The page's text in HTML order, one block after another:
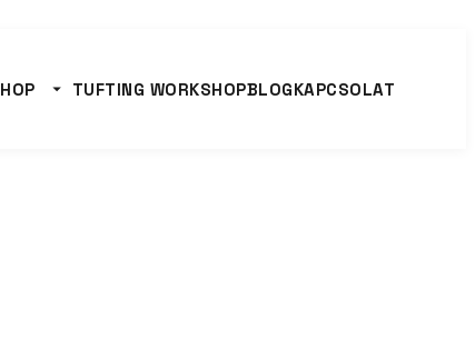
TUFTING WORKSHOPBLOGKAPCSOLAT